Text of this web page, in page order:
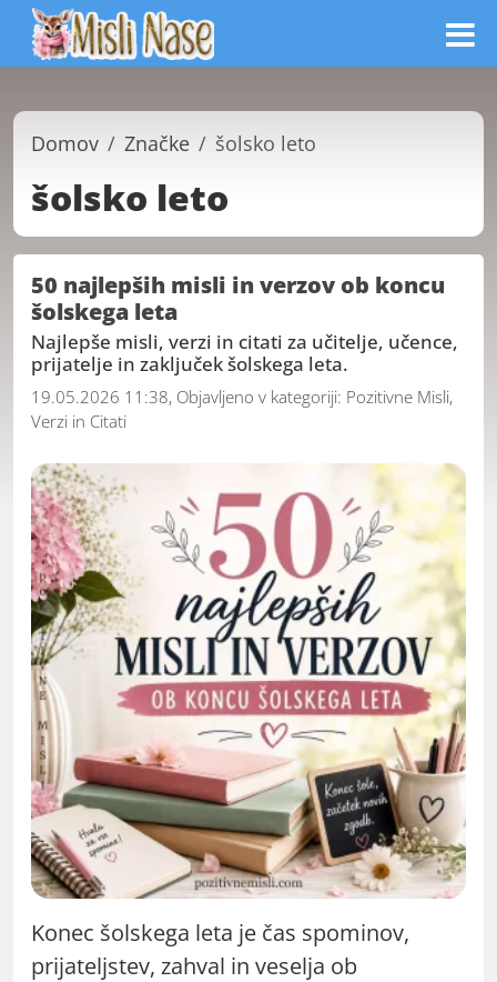
Domov Značke šolsko leto
šolsko leto
50 najlepših misli in verzov ob koncu
šolskega leta
Najlepše misli, verzi in citati za učitelje, učence,
prijatelje in zaključek šolskega leta.
19.05.2026 11:38, Objavljeno v kategoriji: Pozitivne Misli,
Verzi in Citati
Konec šolskega leta je čas spominov,
prijateljstev, zahval in veselja ob